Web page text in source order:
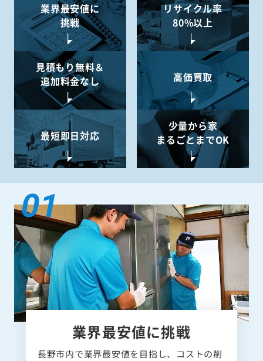
業界最安値に
挑戦
リサイクル率
80%以上
見積もり無料＆
追加料金なし
高価買取
最短即日対応
少量から家
まるごとまでOK
業界最安値に挑戦
長野市内で業界最安値を目指し、コストの削